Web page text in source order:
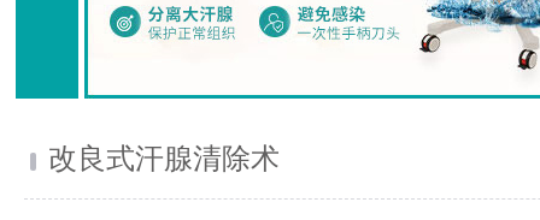
改良式汗腺清除术